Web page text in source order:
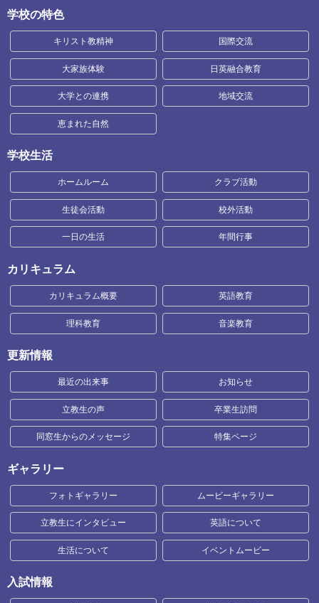
学校の特色
キリスト教精神 国際交流
大家族体験 日英融合教育
大学との連携 地域交流
恵まれた自然
学校生活
ホームルーム クラブ活動
生徒会活動 校外活動
一日の生活 年間行事
カリキュラム
カリキュラム概要 英語教育
理科教育 音楽教育
更新情報
最近の出来事 お知らせ
立教生の声 卒業生訪問
同窓生からのメッセージ 特集ページ
ギャラリー
フォトギャラリー ムービーギャラリー
立教生にインタビュー 英語について
生活について イベントムービー
入試情報